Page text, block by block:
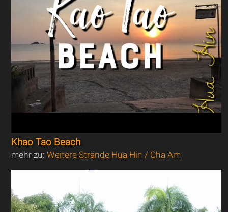
Khao Tao Beach
mehr zu:Weitere Strände Hua Hin / Cha Am